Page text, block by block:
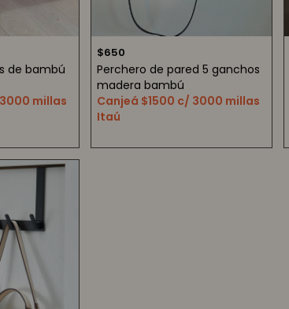
de bambú
millas
$650
Perchero de pared 5 ganchos
madera bambú
Canjeá $1500 c/ 3000 millas
Itaú